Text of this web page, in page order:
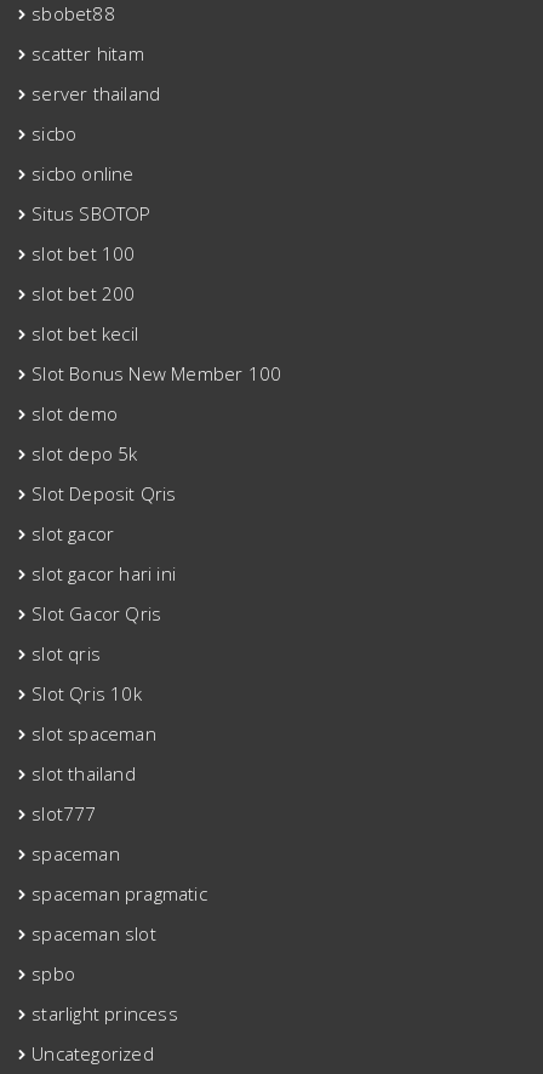
sbobet88
scatter hitam
server thailand
sicbo
sicbo online
Situs SBOTOP
slot bet 100
slot bet 200
slot bet kecil
Slot Bonus New Member 100
slot demo
slot depo 5k
Slot Deposit Qris
slot gacor
slot gacor hari ini
Slot Gacor Qris
slot qris
Slot Qris 10k
slot spaceman
slot thailand
slot777
spaceman
spaceman pragmatic
spaceman slot
spbo
starlight princess
Uncategorized